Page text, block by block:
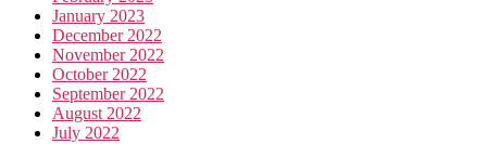
January 2023
December 2022
November 2022
October 2022
September 2022
August 2022
July 2022